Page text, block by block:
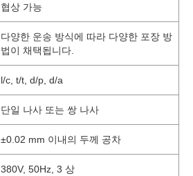
협상 가능
다양한 운송 방식에 따라 다양한 포장 방
법이 채택됩니다.
l/c, t/t, d/p, d/a
단일 나사 또는 쌍 나사
±0.02 mm 이내의 두께 공차
380V, 50Hz, 3 상